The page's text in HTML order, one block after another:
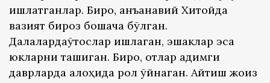
ишлатганлар. Бироқ, анъанавий Хитойда
вазият бироз бошқача бўлган.
Далалардақўтослар ишлаган, эшаклар эса
юкларни ташиган. Бироқ, отлар қадимги
даврларда алоҳида рол ўйнаган. Айтиш жоиз